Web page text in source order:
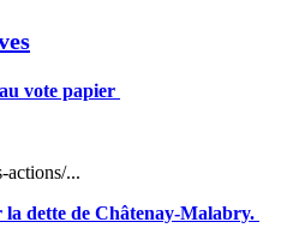
vote papier
actions/...
la dette de Châtenay-Malabry.